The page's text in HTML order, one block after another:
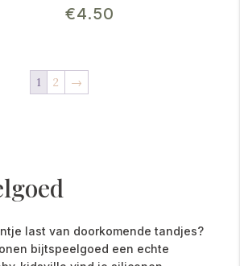
€4.50
1 2 →
last van doorkomende tandjes?
bijtspeelgoed een echte